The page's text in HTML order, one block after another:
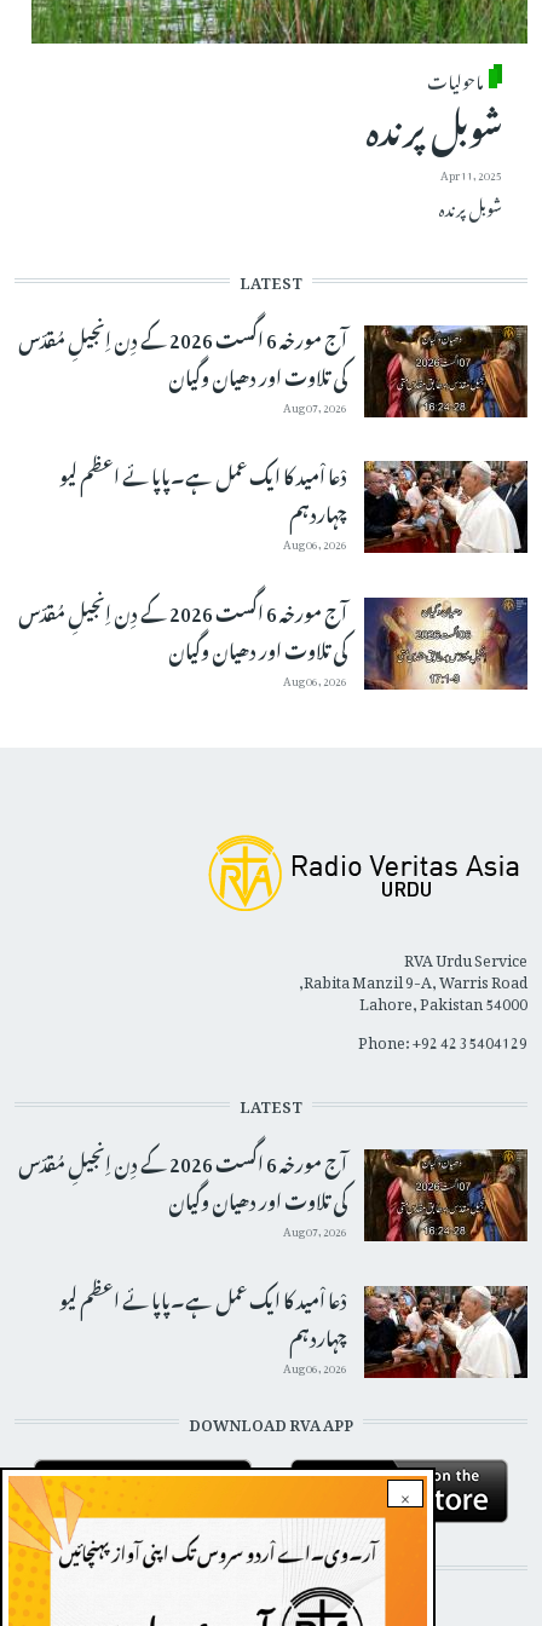
ماحولیات
شوبل پرندہ
Apr 11, 2025
شوبل پرندہ
LATEST
آج مورخہ 6 اگست 2026 کے دِن اِنجیلِ مُقدّس
کی تلاوت اور دھیان وگیان
Aug 07, 2026
دْعا اْمید کا ایک عمل ہے۔پاپائے اعظم لیو
چہاردہم
Aug 06, 2026
آج مورخہ 6 اگست 2026 کے دِن اِنجیلِ مُقدّس
کی تلاوت اور دھیان وگیان
Aug 06, 2026
×
RVA Urdu Service
Rabita Manzil 9-A, Warris Road,
Lahore, Pakistan 54000
Phone: +92 42 35404129
LATEST
آج مورخہ 6 اگست 2026 کے دِن اِنجیلِ مُقدّس
کی تلاوت اور دھیان وگیان
Aug 07, 2026
دْعا اْمید کا ایک عمل ہے۔پاپائے اعظم لیو
چہاردہم
Aug 06, 2026
DOWNLOAD RVA APP
STAY CONNECTED WITH US!